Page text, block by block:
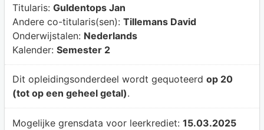
Titularis: Guldentops Jan
Andere co-titularis(sen): Tillemans David
Onderwijstalen: Nederlands
Kalender: Semester 2
Dit opleidingsonderdeel wordt gequoteerd op 20
(tot op een geheel getal).
Mogelijke grensdata voor leerkrediet: 15.03.2025